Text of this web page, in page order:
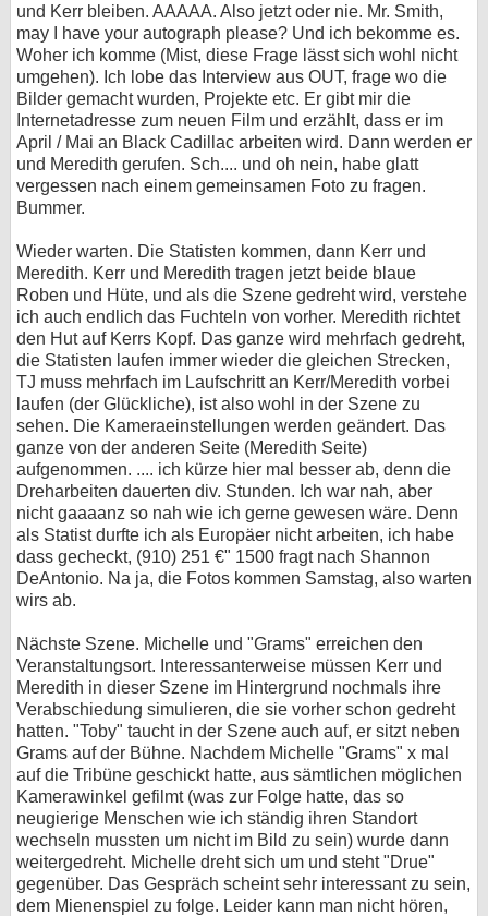
und Kerr bleiben. AAAAA. Also jetzt oder nie. Mr. Smith,
may I have your autograph please? Und ich bekomme es.
Woher ich komme (Mist, diese Frage lässt sich wohl nicht
umgehen). Ich lobe das Interview aus OUT, frage wo die
Bilder gemacht wurden, Projekte etc. Er gibt mir die
Internetadresse zum neuen Film und erzählt, dass er im
April / Mai an Black Cadillac arbeiten wird. Dann werden er
und Meredith gerufen. Sch.... und oh nein, habe glatt
vergessen nach einem gemeinsamen Foto zu fragen.
Bummer.
Wieder warten. Die Statisten kommen, dann Kerr und
Meredith. Kerr und Meredith tragen jetzt beide blaue
Roben und Hüte, und als die Szene gedreht wird, verstehe
ich auch endlich das Fuchteln von vorher. Meredith richtet
den Hut auf Kerrs Kopf. Das ganze wird mehrfach gedreht,
die Statisten laufen immer wieder die gleichen Strecken,
TJ muss mehrfach im Laufschritt an Kerr/Meredith vorbei
laufen (der Glückliche), ist also wohl in der Szene zu
sehen. Die Kameraeinstellungen werden geändert. Das
ganze von der anderen Seite (Meredith Seite)
aufgenommen. .... ich kürze hier mal besser ab, denn die
Dreharbeiten dauerten div. Stunden. Ich war nah, aber
nicht gaaaanz so nah wie ich gerne gewesen wäre. Denn
als Statist durfte ich als Europäer nicht arbeiten, ich habe
dass gecheckt, (910) 251 €" 1500 fragt nach Shannon
DeAntonio. Na ja, die Fotos kommen Samstag, also warten
wirs ab.
Nächste Szene. Michelle und "Grams" erreichen den
Veranstaltungsort. Interessanterweise müssen Kerr und
Meredith in dieser Szene im Hintergrund nochmals ihre
Verabschiedung simulieren, die sie vorher schon gedreht
hatten. "Toby" taucht in der Szene auch auf, er sitzt neben
Grams auf der Bühne. Nachdem Michelle "Grams" x mal
auf die Tribüne geschickt hatte, aus sämtlichen möglichen
Kamerawinkel gefilmt (was zur Folge hatte, das so
neugierige Menschen wie ich ständig ihren Standort
wechseln mussten um nicht im Bild zu sein) wurde dann
weitergedreht. Michelle dreht sich um und steht "Drue"
gegenüber. Das Gespräch scheint sehr interessant zu sein,
dem Mienenspiel zu folge. Leider kann man nicht hören,